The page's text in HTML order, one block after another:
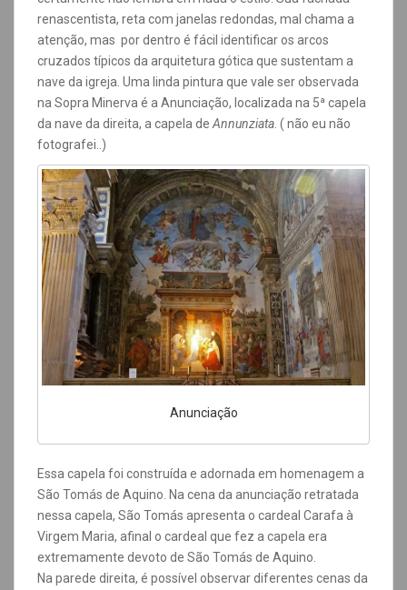
renascentista, reta com janelas redondas, mal chama a
atenção, mas por dentro é fácil identificar os arcos
cruzados típicos da arquitetura gótica que sustentam a
nave da igreja. Uma linda pintura que vale ser observada
na Sopra Minerva é a Anunciação, localizada na 5ª capela
da nave da direita, a capela de Annunziata . ( não eu não
fotografei..)
Anunciação
Essa capela foi construída e adornada em homenagem a
São Tomás de Aquino. Na cena da anunciação retratada
nessa capela, São Tomás apresenta o cardeal Carafa à
Virgem Maria, afinal o cardeal que fez a capela era
extremamente devoto de São Tomás de Aquino.
Na parede direita, é possível observar diferentes cenas da